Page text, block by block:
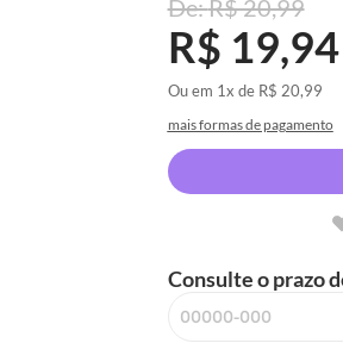
R$ 20,99
R$ 19,94
Ou em 1x de R$ 20,99
mais formas de pagamento
Consulte o prazo